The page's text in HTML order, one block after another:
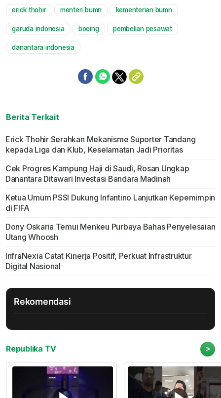
erick thohir menteri bumn kementerian bumn
garuda indonesia boeing pembelian pesawat
danantara indonesia
Berita Terkait
Erick Thohir Serahkan Mekanisme Suporter Tandang
kepada Liga dan Klub, Keselamatan Jadi Prioritas
Cek Progres Kampung Haji di Saudi, Rosan Ungkap
Danantara Ditawari Investasi Bandara Madinah
Ketua Umum PSSI Dukung Infantino Lanjutkan Kepemimpin
di FIFA
Dony Oskaria Temui Menkeu Purbaya Bahas Penyelesaian
Utang Whoosh
InfraNexia Catat Kinerja Positif, Perkuat Infrastruktur
Digital Nasional
Rekomendasi
Republika TV >